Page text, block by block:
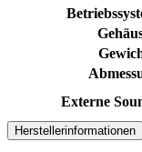
Externe
Herstellerinformationen